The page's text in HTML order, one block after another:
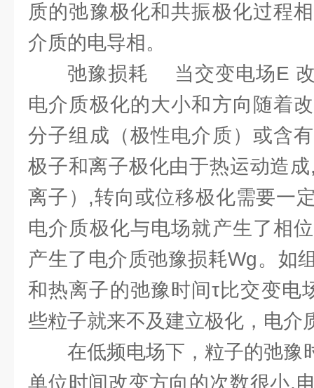
质的弛豫极化和共振极化过程
介质的电导相。
弛豫损耗 当交变电场E
电介质极化的大小和方向随着
分子组成（极性电介质）或含
极子和离子极化由于热运动造
离子）,转向或位移极化需要一
电介质极化与电场就产生了相
产生了电介质弛豫损耗Wg。如
和热离子的弛豫时间τ比交变电
些粒子就来不及建立极化，电介
在低频电场下，粒子的弛豫
单位时间改变方向的次数很小,